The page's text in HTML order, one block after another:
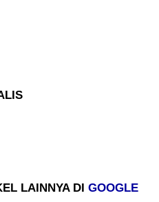
LAINNYA DIGOOGLE